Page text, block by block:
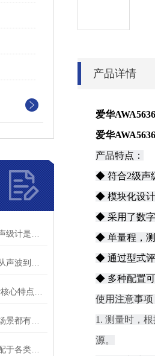
产品详情
爱华
爱华
产品特点：
◆ 符合2级声
◆ 模块化设
◆ 采用了数
◆ 单量程，
◆ 通过型式评
◆ 多种配置
使用注意事项
1. 测量时，
源。